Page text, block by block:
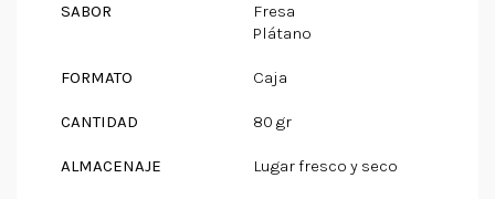
SABOR
Fresa
Plátano
FORMATO Caja
CANTIDAD 80 gr
ALMACENAJE Lugar fresco y seco